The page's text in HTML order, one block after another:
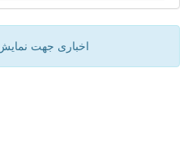
اخباری جهت